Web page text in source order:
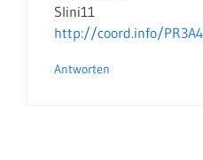
Slini11
http://coord.info/
Antworten